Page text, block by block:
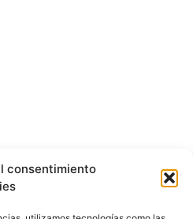
consentimiento